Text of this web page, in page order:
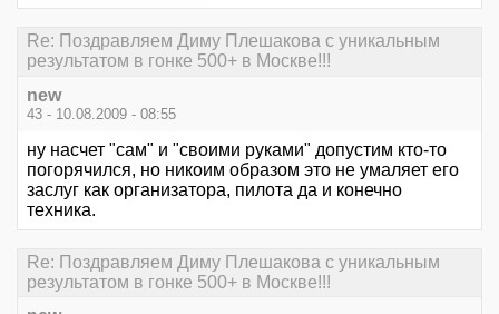
Re: Поздравляем Диму Плешакова с уникальным
результатом в гонке 500+ в Москве!!!
new
43 - 10.08.2009 - 08:55
ну насчет "сам" и "своими руками" допустим кто-то
погорячился, но никоим образом это не умаляет его
заслуг как организатора, пилота да и конечно
техника.
Re: Поздравляем Диму Плешакова с уникальным
результатом в гонке 500+ в Москве!!!